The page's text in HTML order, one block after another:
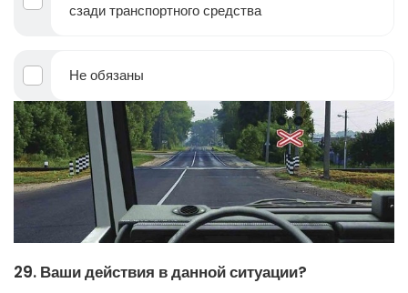
сзади транспортного средства
Не обязаны
29. Ваши действия в данной ситуации?